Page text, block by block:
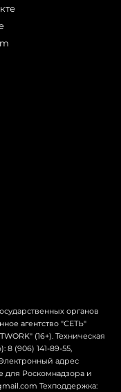
органов
агентство "СЕТЬ"
(16+). Техническая
8 (906) 141-89-55,
адрес
для Роскомнадзора и
Техподдержка: